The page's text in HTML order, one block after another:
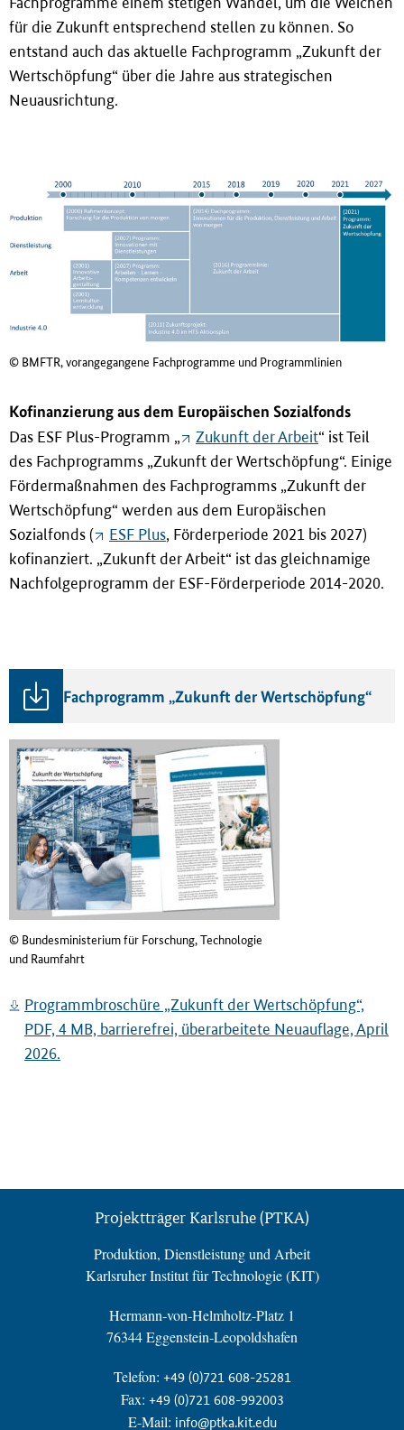
für die Zukunft entsprechend stellen zu können. So
entstand auch das aktuelle Fachprogramm „Zukunft der
Wertschöpfung“ über die Jahre aus strategischen
Neuausrichtung.
© BMFTR, vorangegangene Fachprogramme und Programmlinien
Kofinanzierung aus dem Europäischen Sozialfonds
Das ESF Plus-Programm „ Zukunft der Arbeit“ ist Teil
des Fachprogramms „Zukunft der Wertschöpfung“. Einige
Fördermaßnahmen des Fachprogramms „Zukunft der
Wertschöpfung“ werden aus dem Europäischen
Sozialfonds (
ESF Plus, Förderperiode 2021 bis 2027)
kofinanziert. „Zukunft der Arbeit“ ist das gleichnamige
Nachfolgeprogramm der ESF-Förderperiode 2014-2020.
Fachprogramm „Zukunft der Wertschöpfung“
© Bundesministerium für Forschung, Technologie
und Raumfahrt
Programmbroschüre „Zukunft der Wertschöpfung“,
PDF, 4 MB, barrierefrei, überarbeitete Neuauflage, April
2026.
Projektträger Karlsruhe (PTKA)
Produktion, Dienstleistung und Arbeit
Karlsruher Institut für Technologie (KIT)
Hermann-von-Helmholtz-Platz 1
76344 Eggenstein-Leopoldshafen
Telefon: +49 (0)721 608-25281
Fax: +49 (0)721 608-992003
E-Mail: info@ptka.kit.edu